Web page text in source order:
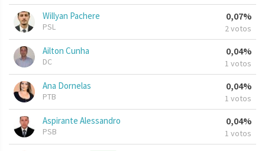
Willyan Pachere
PSL
0,07%
2 votos
Ailton Cunha
DC
0,04%
1 votos
Ana Dornelas
PTB
0,04%
1 votos
Aspirante Alessandro
PSB
0,04%
1 votos